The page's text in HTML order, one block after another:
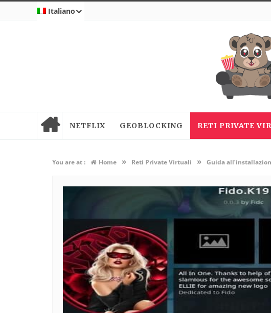
Italiano
NETFLIX GEOBLOCKING RETI PRIVATE
You are at : Home » Reti Private Virtuali » Guida